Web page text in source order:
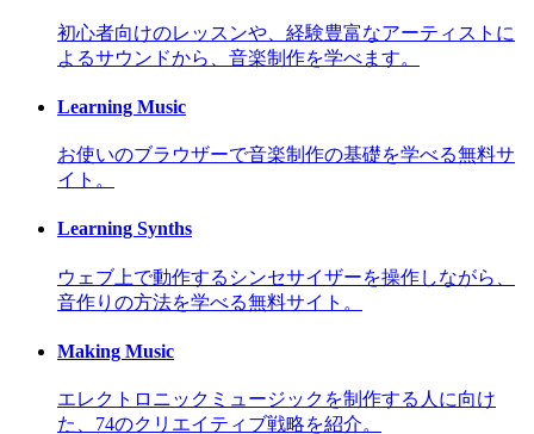
初心者向けのレッスンや、経験豊富なアーティストに
よるサウンドから、音楽制作を学べます。
Learning Music
お使いのブラウザーで音楽制作の基礎を学べる無料サ
イト。
Learning Synths
ウェブ上で動作するシンセサイザーを操作しながら、
音作りの方法を学べる無料サイト。
Making Music
エレクトロニックミュージックを制作する人に向け
た、74のクリエイティブ戦略を紹介。